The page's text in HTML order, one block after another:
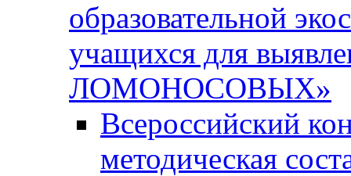
образовательной
учащихся для
ЛОМОНОСОВЫХ»
Всероссийский
методическая